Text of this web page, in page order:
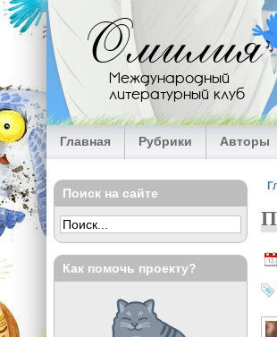
Перейти к основному содержанию
Омилия
Международный
литературный клуб
Главная Рубрики Авторы
Поиск на сайте
Как помочь проекту?